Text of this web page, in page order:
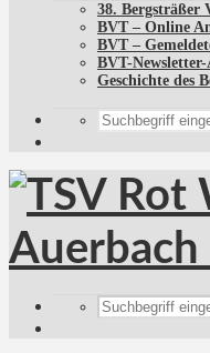
38. Bergsträßer
BVT – Online
BVT –
BVT-
Geschichte des